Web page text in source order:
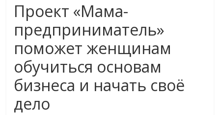
Проект «Мама-
предприниматель»
поможет женщинам
обучиться основам
бизнеса и начать своё
дело